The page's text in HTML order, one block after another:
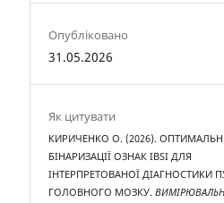
Опубліковано
31.05.2026
Як цитувати
КИРИЧЕНКО O. (2026).
БІНАРИЗАЦІЇ ОЗНАК IBSI ДЛЯ
ІНТЕРПРЕТОВАНОЇ ДІАГНОСТИКИ
ГОЛОВНОГО МОЗКУ.